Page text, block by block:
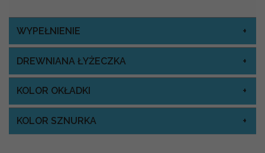
WYPEŁNIENIE
DREWNIANA ŁYŻECZKA
KOLOR OKŁADKI
KOLOR SZNURKA